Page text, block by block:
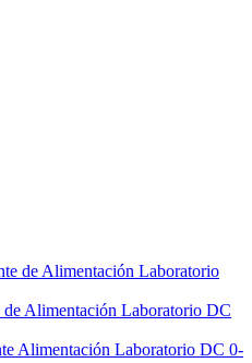
Alimentación Laboratorio DC